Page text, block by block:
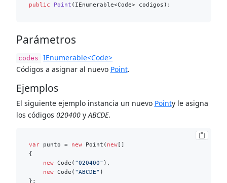
public Point ( IEnumerable<Code> codigos )
Parámetros
codes
IEnumerable<Code>
Códigos a asignar al nuevo Point.
Ejemplos
El siguiente ejemplo instancia un nuevo Pointy le asigna
los códigos 020400yABCDE.
var punto = new Point( new[]
{
new Code( "020400" ),
new Code( "ABCDE" )